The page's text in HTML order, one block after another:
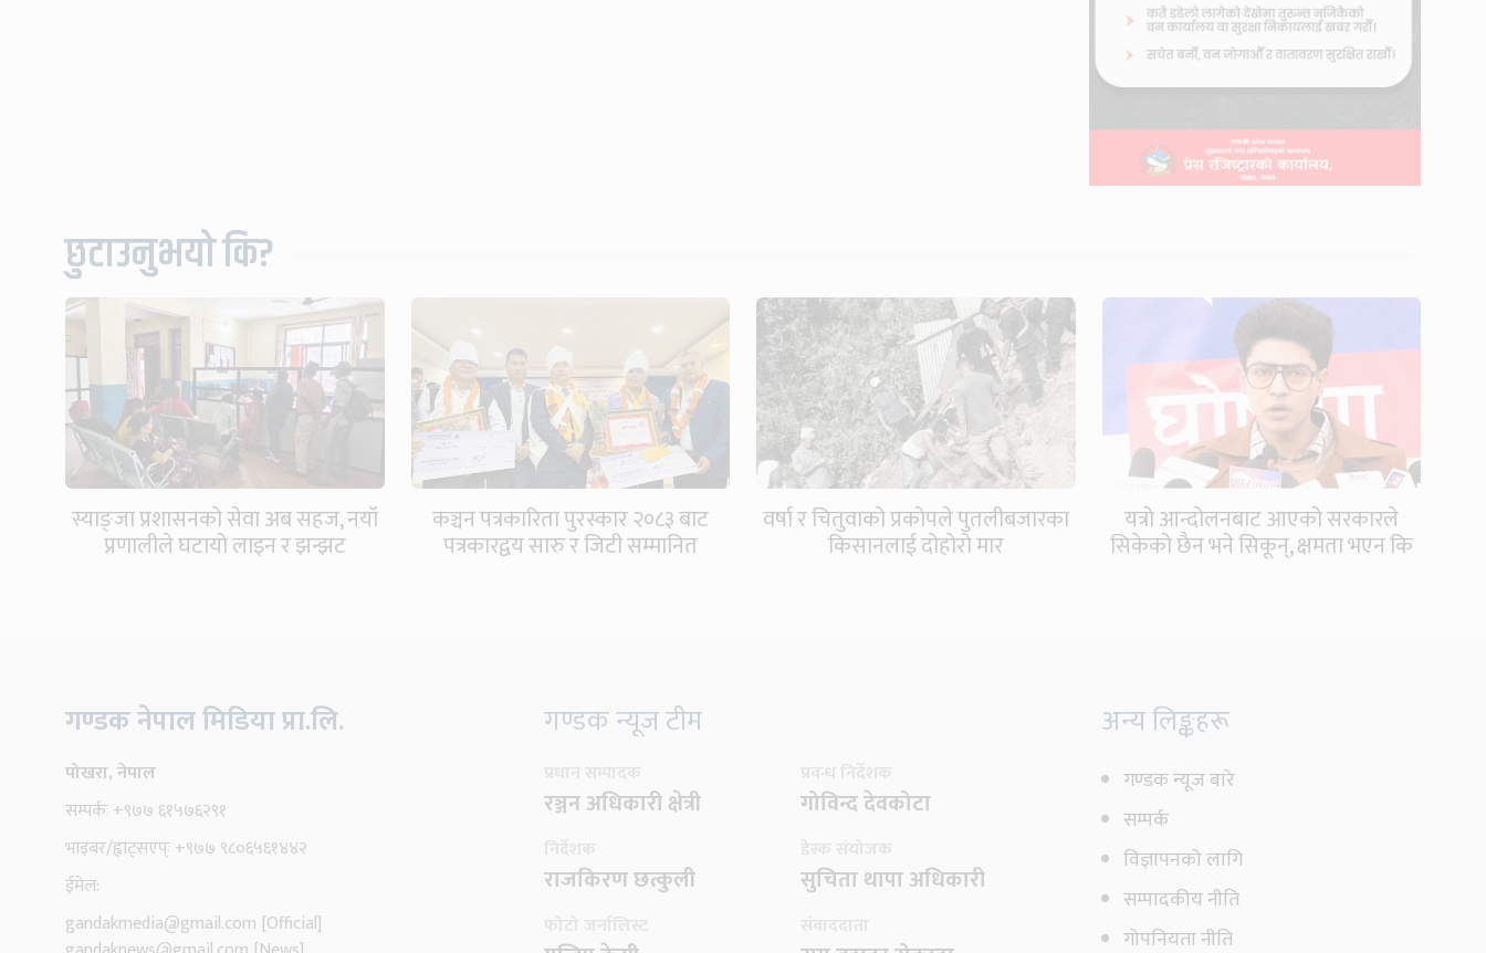
छुटाउनुभयो कि?
स्याङ्जा प्रशासनको सेवा अब सहज, नयाँ
प्रणालीले घटायो लाइन र झन्झट
कञ्चन पत्रकारिता पुरस्कार २०८३ बाट
पत्रकारद्वय सारु र जिटी सम्मानित
वर्षा र चितुवाको प्रकोपले पुतलीबजारका
किसानलाई दोहोरो मार
यत्रो आन्दोलनबाट आएको सरकारले
सिकेको छैन भने सिकून्, क्षमता भएन कि
गण्डक नेपाल मिडिया प्रा.लि.
पोखरा, नेपाल
सम्पर्कः +९७७ ६१५७६२९१
भाइबर/ह्वाट्सएप्ः +९७७ ९८०६५६१४४२
ईमेल:
gandakmedia@gmail.com [Official]
गण्डक न्यूज टीम
रञ्जन अधिकारी क्षेत्री गोविन्द देवकोटा
राजकिरण छत्कुली सुचिता थापा अधिकारी
अन्य लिङ्कहरू
गण्डक न्यूज बारे
सम्पर्क
विज्ञापनको लागि
सम्पादकीय नीति
गोपनियता नीति